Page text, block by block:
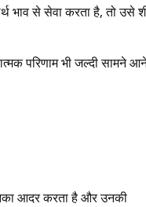
भाव से सेवा करता है, तो उसे
परिणाम भी जल्दी सामने
आदर करता है और उनकी